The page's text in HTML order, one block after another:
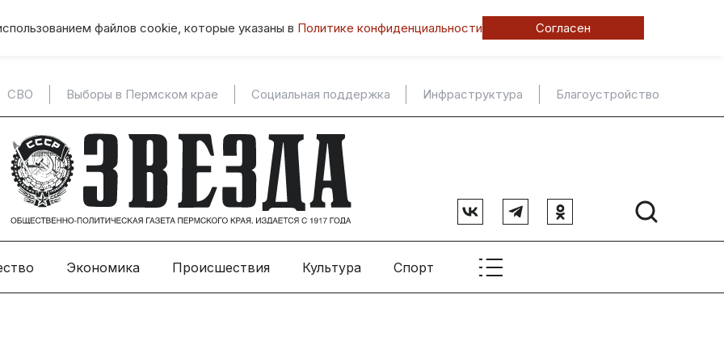
файлов cookie, которые указаны в Политике конфиденциальности Согласен
СВО Выборы в Пермском крае Социальная поддержка Инфраструктура Благоустройство
Экономика Происшествия Культура Спорт